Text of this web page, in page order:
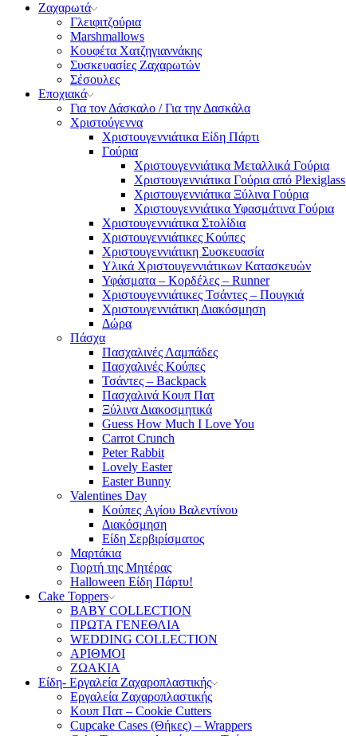
Ζαχαρωτά
Γλειφιτζούρια
Marshmallows
Κουφέτα Χατζηγιαννάκης
Συσκευασίες Ζαχαρωτών
Σέσουλες
Εποχιακά
Για τον Δάσκαλο / Για την Δασκάλα
Χριστούγεννα
Χριστουγεννιάτικα Είδη Πάρτι
Γούρια
Χριστουγεννιάτικα Μεταλλικά Γούρια
Χριστουγεννιάτικα Γούρια από Plexiglass
Χριστουγεννιάτικα Ξύλινα Γούρια
Χριστουγεννιάτικα Υφασμάτινα Γούρια
Χριστουγεννιάτικα Στολίδια
Χριστουγεννιάτικες Κούπες
Χριστουγεννιάτικη Συσκευασία
Υλικά Χριστουγεννιάτικων Κατασκευών
Υφάσματα – Κορδέλες – Runner
Χριστουγεννιάτικες Τσάντες – Πουγκιά
Χριστουγεννιάτικη Διακόσμηση
Δώρα
Πάσχα
Πασχαλινές Λαμπάδες
Πασχαλινές Κούπες
Τσάντες – Backpack
Πασχαλινά Κουπ Πατ
Ξύλινα Διακοσμητικά
Guess How Much I Love You
Carrot Crunch
Peter Rabbit
Lovely Easter
Easter Bunny
Valentines Day
Κούπες Aγίου Βαλεντίνου
Διακόσμηση
Είδη Σερβιρίσματος
Μαρτάκια
Γιορτή της Μητέρας
Halloween Είδη Πάρτυ!
Cake Toppers
BABY COLLECTION
ΠΡΩΤΑ ΓΕΝΕΘΛΙΑ
WEDDING COLLECTION
ΑΡΙΘΜΟΙ
ΖΩΑΚΙΑ
Είδη- Εργαλεία Ζαχαροπλαστικής
Εργαλεία Ζαχαροπλαστικής
Κουπ Πατ – Cookie Cutters
Cupcake Cases (Θήκες) – Wrappers